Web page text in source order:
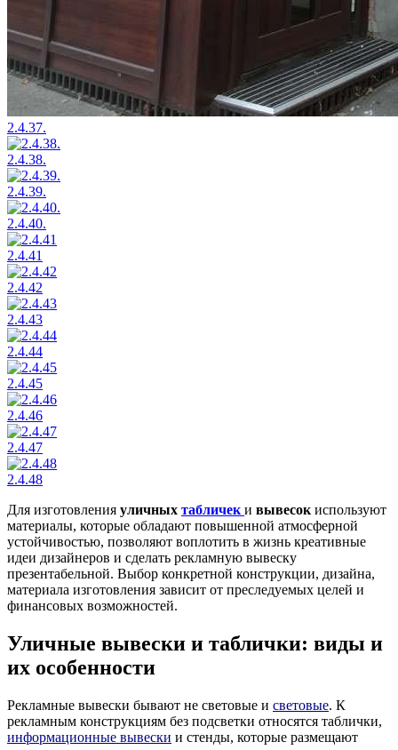
2.4.37.
2.4.38.
2.4.39.
2.4.40.
2.4.41
2.4.42
2.4.43
2.4.44
2.4.45
2.4.46
2.4.47
2.4.48
Для изготовления уличных табличек и вывесок используют
материалы, которые обладают повышенной атмосферной
устойчивостью, позволяют воплотить в жизнь креативные
идеи дизайнеров и сделать рекламную вывеску
презентабельной. Выбор конкретной конструкции, дизайна,
материала изготовления зависит от преследуемых целей и
финансовых возможностей.
Уличные вывески и таблички: виды и
их особенности
Рекламные вывески бывают не световые и световые. К
рекламным конструкциям без подсветки относятся таблички,
информационные вывески и стенды, которые размещают